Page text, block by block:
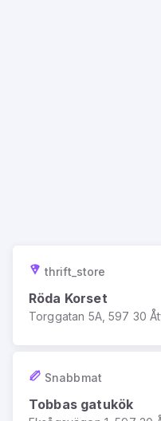
thrift_store
Röda Korset
Torggatan 5A, 597 30
Snabbmat
Tobbas gatukök